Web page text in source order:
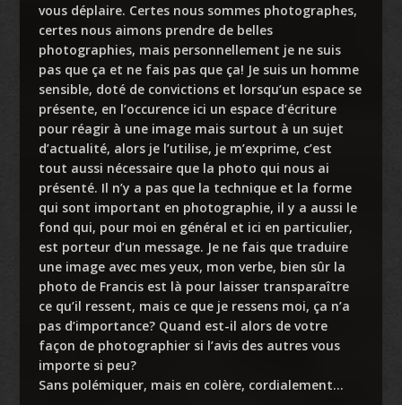
vous déplaire. Certes nous sommes photographes,
certes nous aimons prendre de belles
photographies, mais personnellement je ne suis
pas que ça et ne fais pas que ça! Je suis un homme
sensible, doté de convictions et lorsqu’un espace se
présente, en l’occurence ici un espace d’écriture
pour réagir à une image mais surtout à un sujet
d’actualité, alors je l’utilise, je m’exprime, c’est
tout aussi nécessaire que la photo qui nous ai
présenté. Il n’y a pas que la technique et la forme
qui sont important en photographie, il y a aussi le
fond qui, pour moi en général et ici en particulier,
est porteur d’un message. Je ne fais que traduire
une image avec mes yeux, mon verbe, bien sûr la
photo de Francis est là pour laisser transparaître
ce qu’il ressent, mais ce que je ressens moi, ça n’a
pas d’importance? Quand est-il alors de votre
façon de photographier si l’avis des autres vous
importe si peu?
Sans polémiquer, mais en colère, cordialement…